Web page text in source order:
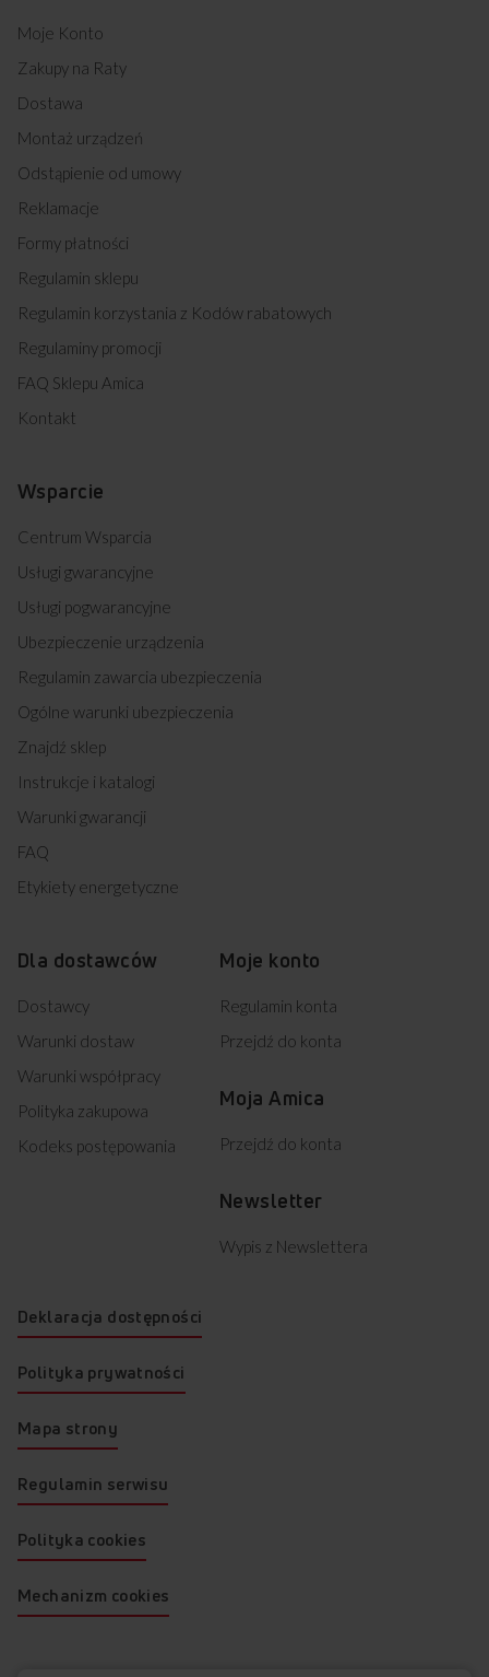
Moje Konto
Zakupy na Raty
Dostawa
Montaż urządzeń
Odstąpienie od umowy
Reklamacje
Formy płatności
Regulamin sklepu
Regulamin korzystania z Kodów rabatowych
Regulaminy promocji
FAQ Sklepu Amica
Kontakt
Wsparcie
Centrum Wsparcia
Usługi gwarancyjne
Usługi pogwarancyjne
Ubezpieczenie urządzenia
Regulamin zawarcia ubezpieczenia
Ogólne warunki ubezpieczenia
Znajdź sklep
Instrukcje i katalogi
Warunki gwarancji
FAQ
Etykiety energetyczne
Dla dostawców
Dostawcy
Warunki dostaw
Warunki współpracy
Polityka zakupowa
Kodeks postępowania
Moje konto
Regulamin konta
Przejdź do konta
Moja Amica
Przejdź do konta
Newsletter
Wypis z Newslettera
Deklaracja dostępności
Polityka prywatności
Mapa strony
Regulamin serwisu
Polityka cookies
Mechanizm cookies